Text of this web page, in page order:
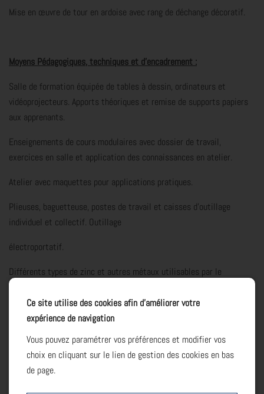
Mise en œuvre de tour en ardoise avec rang de déchange décoratif.
Moyens Pédagogiques, techniques et d’encadrement :
Salle de formation équipée de tables à dessin, ordinateurs et
vidéoprojecteurs. Apports théoriques et remise de supports papiers
aux apprenants.
Enseignements de cours modulaires avec dossier de travail,
exercices en salle et application des connaissances en atelier.
Atelier avec maquettes pour applications pratiques.
Plieuses, baguetteuse, postes de travail et caisses d’outillage
individuel et collectif. Outillage
électroportatif.
Différents types de zinc et autres métaux utilisables par le
zingueur. Bardeaux en châtaignier et en mélèze.
Caisses d’outillage individuelles.
Suivi et évaluation :
Feuilles d'émargements : signature par demi-journée. Livrets
individuels de suivi.
Ce site utilise des cookies afin d’améliorer votre
expérience de navigation
Vous pouvez paramétrer vos préférences et modifier vos
choix en cliquant sur le lien de gestion des cookies en bas
de page.